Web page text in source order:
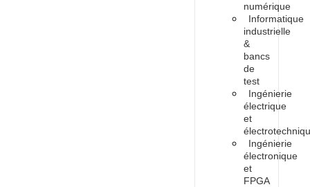
numérique
Informatique
industrielle
&
bancs
de
test
Ingénierie
électrique
et
Ingénierie
électronique
et
FPGA